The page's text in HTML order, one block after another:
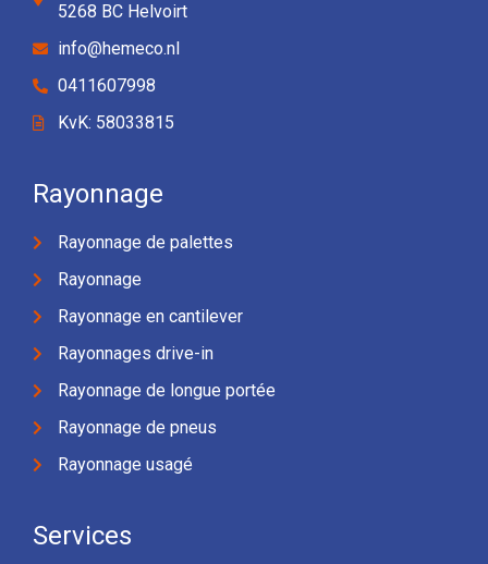
5268 BC Helvoirt
info@hemeco.nl
0411607998
KvK: 58033815
Rayonnage
Rayonnage de palettes
Rayonnage
Rayonnage en cantilever
Rayonnages drive-in
Rayonnage de longue portée
Rayonnage de pneus
Rayonnage usagé
Services